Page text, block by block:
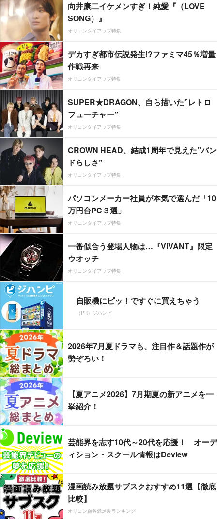
向井康二イケメンすぎ！純愛『（LOVE
SONG）』
オリコンタイアップ特集
デカすぎ都市伝説発生!?ファミマ45％増量
作戦再来
オリコンタイアップ特集
SUPER★DRAGON、自ら描いた”レトロ
フューチャー”
オリコンタイアップ特集
CROWN HEAD、結成1周年で見えた”バン
ドらしさ”
オリコンタイアップ特集
パソコンメーカー社員が本気で選んだ「10
万円台PC３選」
オリコンタイアップ特集
一番似合う登場人物は…『VIVANT』限定
ウオッチ
オリコンタイアップ特集
自販機にピッ！ですぐに買えちゃう
（PR）ジハンピ
2026年7月夏ドラマも、注目作＆話題作が
勢ぞろい！
【夏アニメ2026】7月期夏の新アニメを一
挙紹介！
芸能界を志す10代～20代を応援！ オーデ
ィション・スクール情報はDeview
漫画読み放題サブスクおすすめ11選【徹底
比較】
オリコン顧客満足度ランキング